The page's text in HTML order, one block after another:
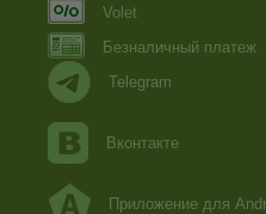
Volet
Безналичный платеж
Telegram
Вконтакте
Приложение для